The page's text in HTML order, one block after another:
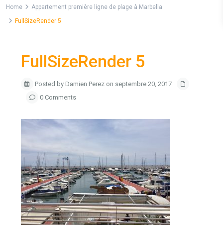
Home
Appartement première ligne de plage à Marbella
FullSizeRender 5
FullSizeRender 5
Posted by Damien Perez on septembre 20, 2017
0 Comments